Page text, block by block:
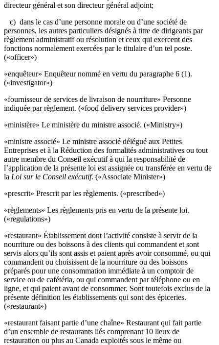
directeur général et son directeur général adjoint;
c) dans le cas d’une personne morale ou d’une société de
personnes, les autres particuliers désignés à titre de dirigeants par
règlement administratif ou résolution et ceux qui exercent des
fonctions normalement exercées par le titulaire d’un tel poste.
(«officer»)
«enquêteur» Enquêteur nommé en vertu du paragraphe 6 (1).
(«investigator»)
«fournisseur de services de livraison de nourriture» Personne
indiquée par règlement. («food delivery services provider»)
«ministère» Le ministère du ministre associé. («Ministry»)
«ministre associé» Le ministre associé délégué aux Petites
Entreprises et à la Réduction des formalités administratives ou tout
autre membre du Conseil exécutif à qui la responsabilité de
l’application de la présente loi est assignée ou transférée en vertu de
la Loi sur le Conseil exécutif. («Associate Minister»)
«prescrit» Prescrit par les règlements. («prescribed»)
«règlements» Les règlements pris en vertu de la présente loi.
(«regulations»)
«restaurant» Établissement dont l’activité consiste à servir de la
nourriture ou des boissons à des clients qui commandent et sont
servis alors qu’ils sont assis et paient après avoir consommé, ou qui
commandent ou choisissent de la nourriture ou des boissons
préparés pour une consommation immédiate à un comptoir de
service ou de cafétéria, ou qui commandent par téléphone ou en
ligne, et qui paient avant de consommer. Sont toutefois exclus de la
présente définition les établissements qui sont des épiceries.
(«restaurant»)
«restaurant faisant partie d’une chaîne» Restaurant qui fait partie
d’un ensemble de restaurants liés comprenant 10 lieux de
restauration ou plus au Canada exploités sous le même ou